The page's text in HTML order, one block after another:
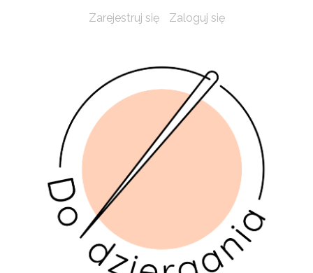
Zarejestruj się Zaloguj się